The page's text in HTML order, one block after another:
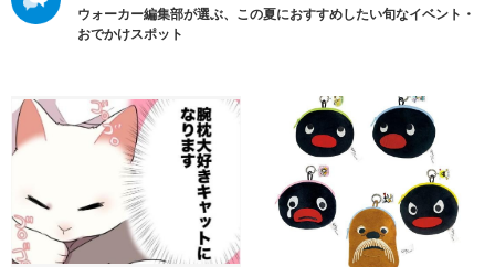
ウォーカー編集部が選ぶ、この夏におすすめしたい旬なイベント・
おでかけスポット